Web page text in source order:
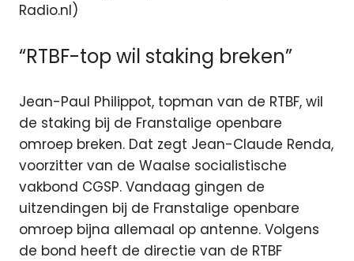
Radio.nl)
“RTBF-top wil staking breken”
Jean-Paul Philippot, topman van de RTBF, wil
de staking bij de Franstalige openbare
omroep breken. Dat zegt Jean-Claude Renda,
voorzitter van de Waalse socialistische
vakbond CGSP. Vandaag gingen de
uitzendingen bij de Franstalige openbare
omroep bijna allemaal op antenne. Volgens
de bond heeft de directie van de RTBF